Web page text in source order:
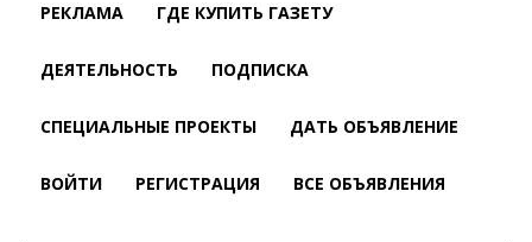
РЕКЛАМА ГДЕ КУПИТЬ ГАЗЕТУ
ДЕЯТЕЛЬНОСТЬ ПОДПИСКА
СПЕЦИАЛЬНЫЕ ПРОЕКТЫ ДАТЬ ОБЪЯВЛЕНИЕ
ВОЙТИ РЕГИСТРАЦИЯ ВСЕ ОБЪЯВЛЕНИЯ